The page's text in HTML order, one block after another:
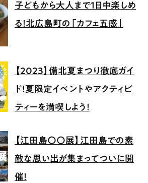
子どもから大人まで1日中楽しめ
る！北広島町の「カフェ五感」
【2023】備北夏まつり徹底ガイ
ド！夏限定イベントやアクティビ
ティーを満喫しよう！
【江田島〇〇展】江田島での素
敵な思い出が集まってついに開
催！